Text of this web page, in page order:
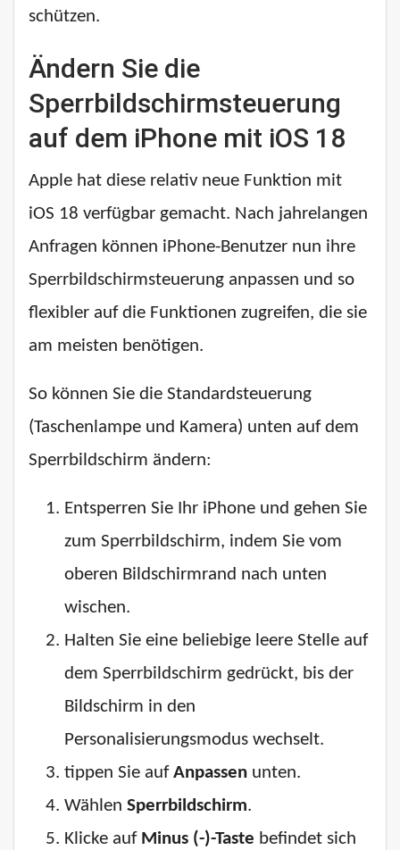
schützen.
Ändern Sie die
Sperrbildschirmsteuerung
auf dem iPhone mit iOS 18
Apple hat diese relativ neue Funktion mit
iOS 18 verfügbar gemacht. Nach jahrelangen
Anfragen können iPhone-Benutzer nun ihre
Sperrbildschirmsteuerung anpassen und so
flexibler auf die Funktionen zugreifen, die sie
am meisten benötigen.
So können Sie die Standardsteuerung
(Taschenlampe und Kamera) unten auf dem
Sperrbildschirm ändern:
Entsperren Sie Ihr iPhone und gehen Sie
zum Sperrbildschirm, indem Sie vom
oberen Bildschirmrand nach unten
wischen.
Halten Sie eine beliebige leere Stelle auf
dem Sperrbildschirm gedrückt, bis der
Bildschirm in den
Personalisierungsmodus wechselt.
tippen Sie aufAnpassen unten.
Wählen Sperrbildschirm.
Klicke auf Minus (-)-Taste befindet sich